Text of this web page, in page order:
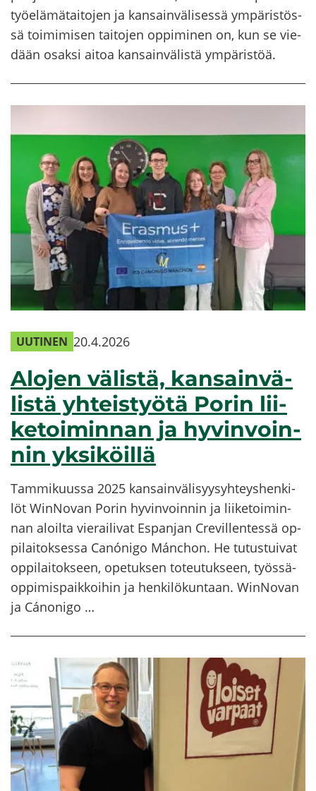
työ­elä­mä­tai­to­jen ja kan­sain­vä­li­ses­sä ym­pä­ris­tös­
sä toi­mi­mi­sen tai­to­jen op­pi­mi­nen on, kun se vie­
dään osak­si aitoa kan­sain­vä­lis­tä ym­pä­ris­töä.
UU­TI­NEN 20.4.2026
Alo­jen vä­lis­tä, kan­sain­vä­
lis­tä yh­teis­työ­tä Porin lii­
ke­toi­min­nan ja hy­vin­voin­
nin yk­si­köil­lä
Tam­mi­kuus­sa 2025 kan­sain­vä­li­syy­syh­teys­hen­ki­
löt WinNovan Porin hy­vin­voin­nin ja lii­ke­toi­min­
nan aloil­ta vie­rai­li­vat Es­pan­jan Cre­vil­len­tes­sä op­
pi­lai­tok­ses­sa Canónigo Mánchon. He tu­tus­tui­vat
op­pi­lai­tok­seen, ope­tuk­sen to­teu­tuk­seen, työs­sä­
op­pi­mis­paik­koi­hin ja hen­ki­lö­kun­taan. WinNovan
ja Cánonigo …